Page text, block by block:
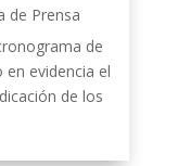
de Prensa
de
evidencia el
de los